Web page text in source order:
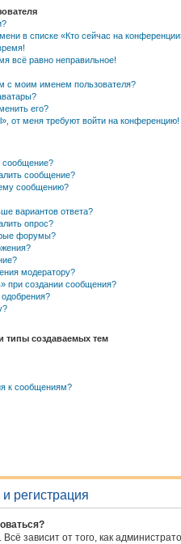
в списке «Кто сейчас на
всё равно неправильное!
с моим именем пользователя?
его?
от меня требуют войти на конференцию!
сообщение?
сообщение?
сообщению?
вариантов ответа?
опрос?
форумы?
модератору?
при создании сообщения?
типы создаваемых тем
к сообщениям?
регистрация
Всё зависит от того, как